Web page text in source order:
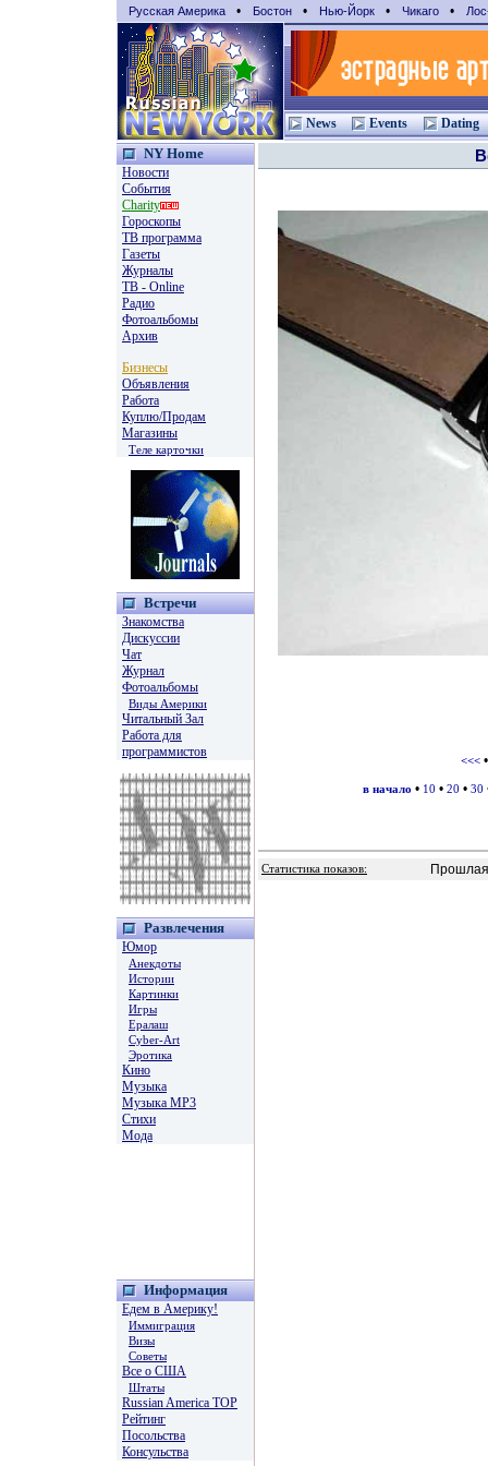
Русская Америка • Бостон • Нью-Йорк • Чикаго •
News Events Dating
NY Home
Новости
События
Charity
Гороскопы
TВ программа
Газеты
Журналы
ТВ - Online
Радио
Фотоальбомы
Архив
Бизнесы
Объявления
Работа
Куплю/Продам
Магазины
Теле карточки
Встречи
Знакомства
Дискуссии
Чат
Журнал
Фотоальбомы
Виды Америки
Читальный Зал
Работа для
программистов
Развлечения
Юмор
Анекдоты
Истории
Картинки
Игры
Ералаш
Cyber-Art
Эротика
Кино
Музыка
Музыка MP3
Стихи
Мода
Информация
Едем в Америку!
Иммиграция
Визы
Советы
Все о США
Штаты
Russian America TOP
Рейтинг
Посольства
Консульства
<<<
в начало • 10 • 20 • 30
Статистика показов: